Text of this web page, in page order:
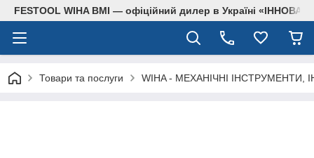
FESTOOL WIHA BMI — офіційний дилер в Україні
Товари та послуги WIHA - МЕХАНІЧНІ ІНСТРУМЕНТИ,